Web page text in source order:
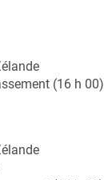
(16 h 00)